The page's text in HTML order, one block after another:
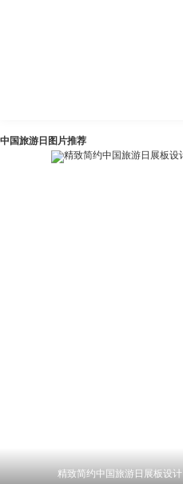
中国旅游日图片推荐
精致简约中国旅游日展板设计